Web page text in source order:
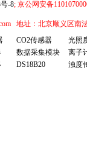
-8; 京公网安备
地址：北京顺义区南
CO2传感器 光照
数据采集模块 离子
DS18B20 浊度